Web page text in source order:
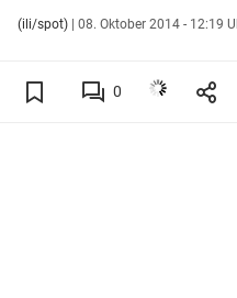
(ili/spot) | 08. Oktober 2014 - 12:19
0